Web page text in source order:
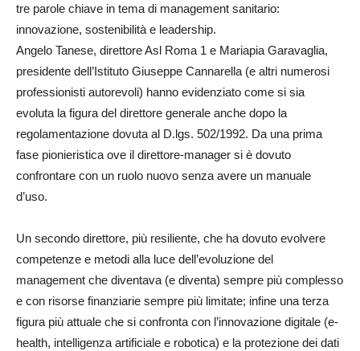
tre parole chiave in tema di management sanitario:
innovazione, sostenibilità e leadership.
Angelo Tanese, direttore Asl Roma 1 e Mariapia Garavaglia,
presidente dell’Istituto Giuseppe Cannarella (e altri numerosi
professionisti autorevoli) hanno evidenziato come si sia
evoluta la figura del direttore generale anche dopo la
regolamentazione dovuta al D.lgs. 502/1992. Da una prima
fase pionieristica ove il direttore-manager si è dovuto
confrontare con un ruolo nuovo senza avere un manuale
d’uso.
Un secondo direttore, più resiliente, che ha dovuto evolvere
competenze e metodi alla luce dell’evoluzione del
management che diventava (e diventa) sempre più complesso
e con risorse finanziarie sempre più limitate; infine una terza
figura più attuale che si confronta con l’innovazione digitale (e-
health, intelligenza artificiale e robotica) e la protezione dei dati